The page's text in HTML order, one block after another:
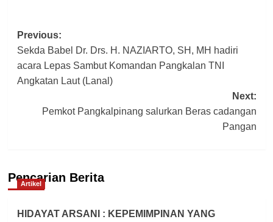
Post
navigation
Previous:
Sekda Babel Dr. Drs. H. NAZIARTO, SH, MH hadiri
acara Lepas Sambut Komandan Pangkalan TNI
Angkatan Laut (Lanal)
Next:
Pemkot Pangkalpinang salurkan Beras cadangan
Pangan
Pencarian Berita
Artikel
HIDAYAT ARSANI : KEPEMIMPINAN YANG